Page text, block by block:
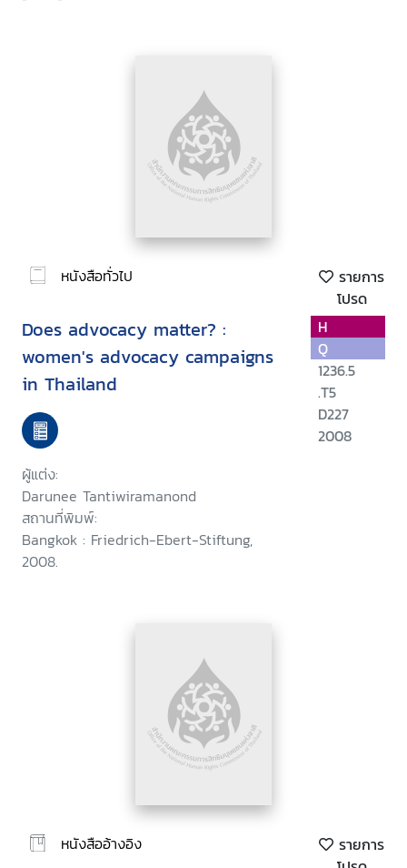
หนังสือทั่วไป
รายการ
โปรด
Does advocacy matter? :
women's advocacy campaigns
in Thailand
ผู้แต่ง:
Darunee Tantiwiramanond
สถานที่พิมพ์:
Bangkok : Friedrich-Ebert-Stiftung,
2008.
H
Q
1236.5
.T5
D227
2008
หนังสืออ้างอิง
รายการ